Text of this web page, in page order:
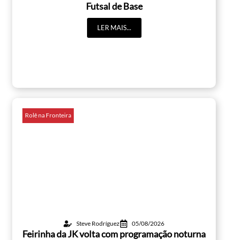
Futsal de Base
LER MAIS...
Rolê na Fronteira
Steve Rodríguez 05/08/2026
Feirinha da JK volta com programação noturna